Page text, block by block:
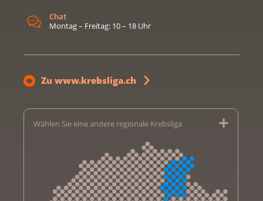
Chat
Montag – Freitag: 10 – 18 Uhr
Zu www.krebsliga.ch
Wählen Sie eine andere regionale Krebsliga